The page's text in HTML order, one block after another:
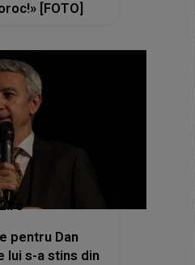
[FOTO]
pentru Dan
lui s-a stins din